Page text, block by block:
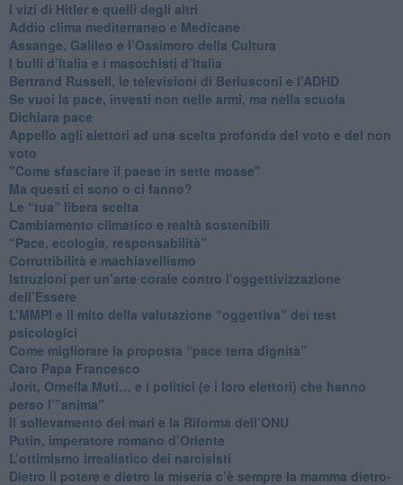
​I vizi di Hitler e quelli degli altri
Addio clima mediterraneo e Medicane
​Assange, Galileo e l’Ossimoro della Cultura
​I bulli d’Italia e i masochisti d’Italia
​Bertrand Russell, le televisioni di Berlusconi e l’ADHD
​Se vuoi la pace, investi non nelle armi, ma nella scuola
​Dichiara pace
​Appello agli elettori ad una scelta profonda del voto e del non
voto
"Come sfasciare il paese in sette mosse"
​Ma questi ci sono o ci fanno?
​Le “tua” libera scelta
Cambiamento climatico e realtà sostenibili
“Pace, ecologia, responsabilità”
​Corruttibilità e machiavellismo
Istruzioni per un’arte corale contro l’oggettivizzazione
dell’Essere
​L’MMPI e il mito della valutazione “oggettiva” dei test
psicologici
Come migliorare la proposta “pace terra dignità”
Caro Papa Francesco
​Jorit, Ornella Muti… e i politici (e i loro elettori) che hanno
perso l’”anima”
​Il sollevamento dei mari e la Riforma dell’ONU
Putin, imperatore romano d’Oriente
​L’ottimismo irrealistico dei narcisisti
​Dietro il potere e dietro la miseria c’è sempre la mamma dietro-